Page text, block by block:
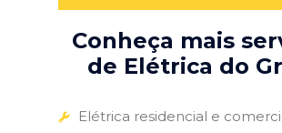
Conheça mais
de Elétrica do
Elétrica residencial e